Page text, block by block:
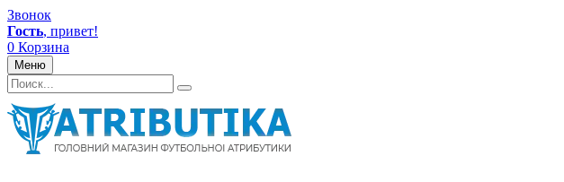
Звонок
Гость, привет!
0 Корзина
Меню